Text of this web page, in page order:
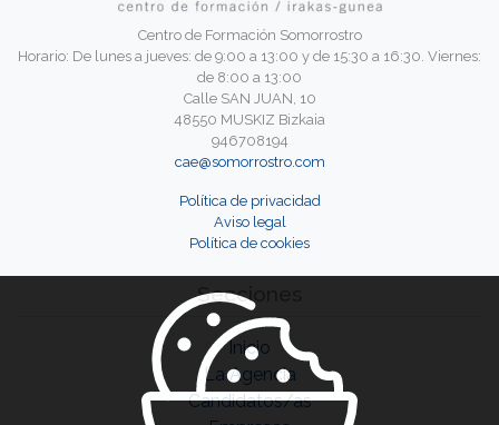
Centro de Formación Somorrostro
Horario: De lunes a jueves: de 9:00 a 13:00 y de 15:30 a 16:30. Viernes:
de 8:00 a 13:00
Calle SAN JUAN, 10
48550 MUSKIZ Bizkaia
946708194
cae@somorrostro.com
Política de privacidad
Aviso legal
Política de cookies
Secciones
Inicio
La Agencia
Candidatos/as